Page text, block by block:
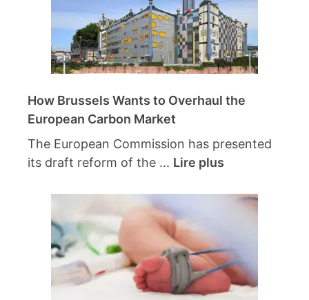
How Brussels Wants to Overhaul the
European Carbon Market
The European Commission has presented
its draft reform of the ... Lire plus